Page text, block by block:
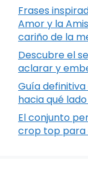
Frases
Amor y la
cariño de la
Descubre el
aclarar y
Guía
hacia qué
El conjunto
crop top para